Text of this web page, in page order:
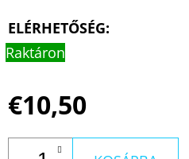
ELÉRHETŐSÉG:
Raktáron
€10,50